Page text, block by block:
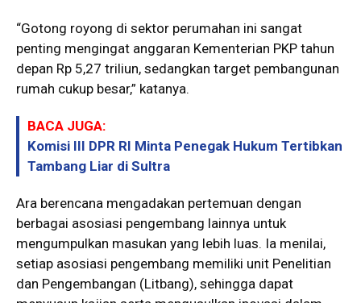
“Gotong royong di sektor perumahan ini sangat
penting mengingat anggaran Kementerian PKP tahun
depan Rp 5,27 triliun, sedangkan target pembangunan
rumah cukup besar,” katanya.
BACA JUGA:
Komisi III DPR RI Minta Penegak Hukum Tertibkan
Tambang Liar di Sultra
Ara berencana mengadakan pertemuan dengan
berbagai asosiasi pengembang lainnya untuk
mengumpulkan masukan yang lebih luas. Ia menilai,
setiap asosiasi pengembang memiliki unit Penelitian
dan Pengembangan (Litbang), sehingga dapat